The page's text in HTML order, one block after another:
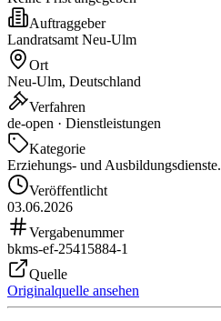
Auftraggeber
Landratsamt Neu-Ulm
Ort
Neu-Ulm, Deutschland
Verfahren
de-open · Dienstleistungen
Kategorie
Erziehungs- und Ausbildungsdienste.
Veröffentlicht
03.06.2026
Vergabenummer
bkms-ef-25415884-1
Quelle
Originalquelle ansehen